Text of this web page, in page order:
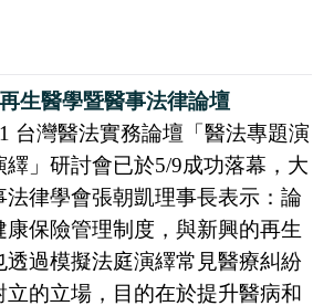
生醫學暨醫事法律論壇
台灣醫法實務論壇「醫法專題演
繹」研討會已於5/9成功落幕，大
法律學會張朝凱理事長表示：論
保險管理制度，與新興的再生
透過模擬法庭演繹常見醫療糾紛
立的立場，目的在於提升醫病和